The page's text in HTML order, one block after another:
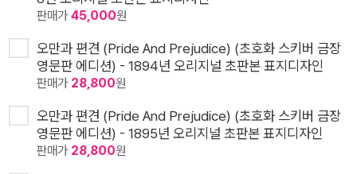
판매가45,000원
오만과 편견 (Pride And Prejudice) (초호화 스키버 금장
영문판 에디션) - 1894년 오리지널 초판본 표지디자인
판매가 28,800원
오만과 편견 (Pride And Prejudice) (초호화 스키버 금장
영문판 에디션) - 1895년 오리지널 초판본 표지디자인
판매가 28,800원